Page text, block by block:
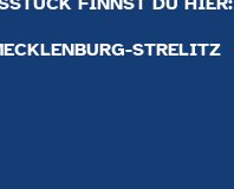
STRELITZ